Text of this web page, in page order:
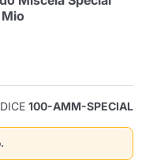
100-AMM-SPECIAL